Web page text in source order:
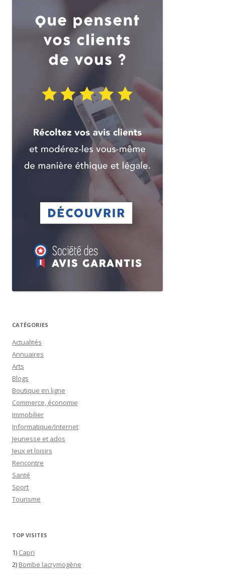
CATÉGORIES
Actualités
Annuaires
Arts
Blogs
Boutique en ligne
Commerce, économie
Immobilier
Informatique/Internet
Jeunesse et ados
Jeux et loisirs
Rencontre
Santé
Sport
Tourisme
TOP VISITES
1) Capri
2) Bombe lacrymogène